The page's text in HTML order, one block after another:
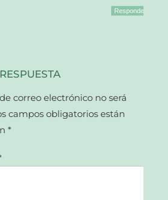
Responder
correo electrónico no será
campos obligatorios están
*